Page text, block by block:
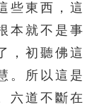
些東西，這
本就不是事
，初聽佛這
。所以這是
六道不斷在